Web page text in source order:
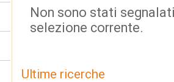
Non sono stati
selezione corrente.
Ultime ricerche